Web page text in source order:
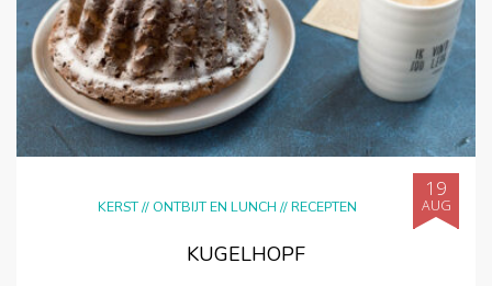
KERST// ONTBIJT EN LUNCH //RECEPTEN
19
AUG
KUGELHOPF